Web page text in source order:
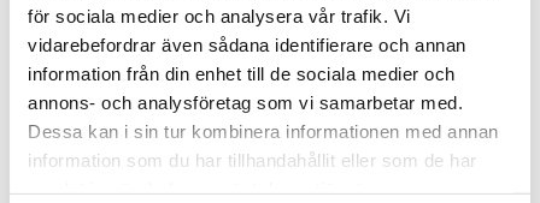
för sociala medier och analysera vår trafik. Vi
vidarebefordrar även sådana identifierare och annan
information från din enhet till de sociala medier och
annons- och analysföretag som vi samarbetar med.
Dessa kan i sin tur kombinera informationen med annan
information som du har tillhandahållit eller som de har
36"
Längd: 900 mm
Vikt: 3 kg